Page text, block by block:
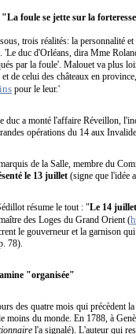
"La foule se jette sur la
trois réalités: la personnalité
'Le duc d'Orléans, dira Mme
par la foule'. Malouet va plus
et de celui des châteaux en
pour le leur.'
duc a monté l'affaire Réveillon,
opérations du 14 aux
de la Salle, membre du
le 13 juillet (signe que l'idée
résume le tout : "Le 14
des Loges du Grand Orient (
le gouverneur et la garnison
78).
"organisée"
des quatre mois qui précèdent
moins du monde. En 1788, à
l'a signalé). L'auteur qui